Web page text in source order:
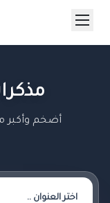
أضخم وأكبر